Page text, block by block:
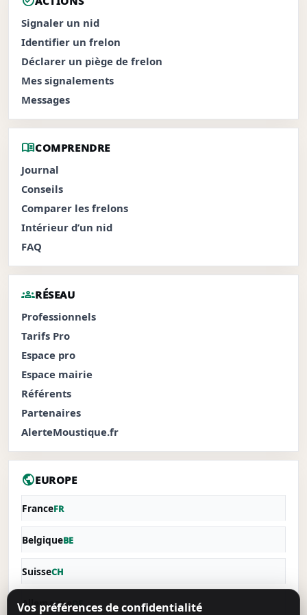
Signaler un nid
Identifier un frelon
Déclarer un piège de frelon
Mes signalements
Messages
menu_bookCOMPRENDRE
Journal
Conseils
Comparer les frelons
Intérieur d’un nid
FAQ
groupsRÉSEAU
Professionnels
Tarifs Pro
Espace pro
Espace mairie
Référents
Partenaires
AlerteMoustique.fr
publicEUROPE
FranceFR
BelgiqueBE
SuisseCH
AllemagneDE
Vos préférences de confidentialité